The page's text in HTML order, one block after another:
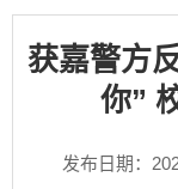
获嘉警方
你”
发布日期：